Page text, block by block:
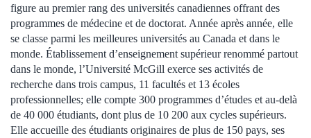
figure au premier rang des universités canadiennes offrant des
programmes de médecine et de doctorat. Année après année, elle
se classe parmi les meilleures universités au Canada et dans le
monde. Établissement d’enseignement supérieur renommé partout
dans le monde, l’Université McGill exerce ses activités de
recherche dans trois campus, 11 facultés et 13 écoles
professionnelles; elle compte 300 programmes d’études et au-delà
de 40 000 étudiants, dont plus de 10 200 aux cycles supérieurs.
Elle accueille des étudiants originaires de plus de 150 pays, ses